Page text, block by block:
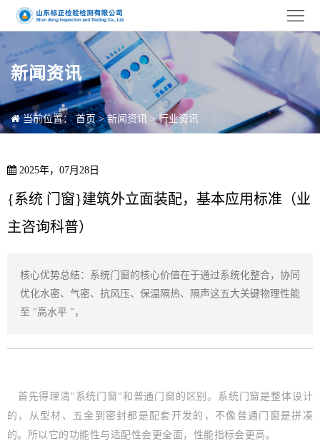
页关
标
测
目
检
设
新闻资讯
当前位置：首页>新闻资讯 >行业资讯
2025年，07月28日
{系统 门窗}建筑外立面装配，基本应用标准（业
主咨询科普）
核心优势总结：系统门窗的核心价值在于通过系统化整合，协同
优化水密、气密、抗风压、保温隔热、隔声这五大关键物理性能
至 "高水平 "，
首先得理清"系统门窗"和普通门窗的区别。系统门窗是整体设计
的，从型材、五金到密封都是配套开发的，不像普通门窗是拼凑
的。所以它的功能性与适配性会更全面，性能指标会更高。